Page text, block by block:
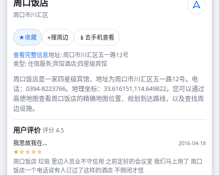
周口饭店
周口市川汇区
★收藏 ⌖搜周边 📱 去手机查看
查看完整信息地址: 周口市川汇区五一路12号
类型: 住宿服务;宾馆酒店;四星级宾馆
周口饭店是一家四星级宾馆，地址为周口市川汇区五一路12号。电
话：0394-8223766。地理坐标：33.616151,114.649822。您可以通过
高德地图查看周口饭店的精确地图位置、规划到达路线，以及查找周
边设施。
用户评价评分 4.5
我思故我在…
2016-04-18
★☆☆☆☆
周口饭店 垃圾 里边人员业不守信用 之前定好的会议室 我们马上用了 周口
饭店一个电话说有人订过了这样的酒店 不倒闭才怪